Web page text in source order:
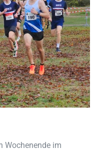
Wochenende im